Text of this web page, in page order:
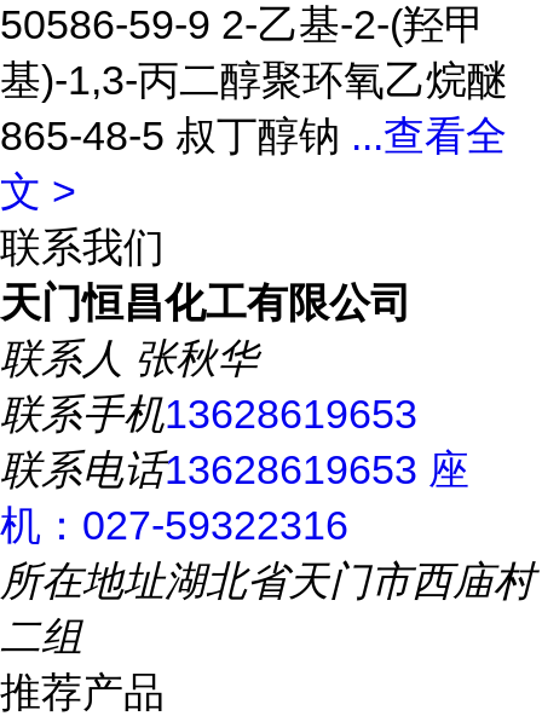
50586-59-9 2-乙基-2-(羟甲
基)-1,3-丙二醇聚环氧乙烷醚
865-48-5 叔丁醇钠 ...查看全
文 >
联系我们
天门恒昌化工有限公司
联系人 张秋华
联系手机13628619653
联系电话13628619653 座
机：027-59322316
所在地址湖北省天门市西庙村
二组
推荐产品